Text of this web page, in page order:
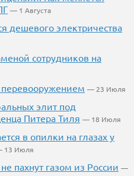
— 1 Августа
дешевого электричества
сотрудников на
— 23 Июля
элит под
Питера Тиля — 18 Июля
в опилки на глазах у
13 Июля
пахнут газом из России —